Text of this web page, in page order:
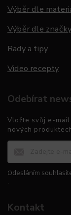
Výběr dle
Výběr dle značky
Rady a tipy
Video recepty
Odebírat
Vložte svůj e-mail
nových
Odesláním
.
Kontakt